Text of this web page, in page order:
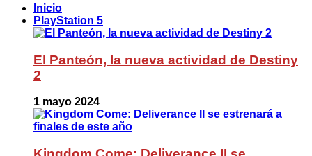
Inicio
PlayStation 5
El Panteón, la nueva actividad de Destiny
2
1 mayo 2024